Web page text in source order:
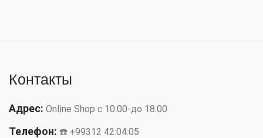
Контакты
Адрес: Online Shop с 10:00-до 18:00
Телефон: ☎️ +99312 42:04:05